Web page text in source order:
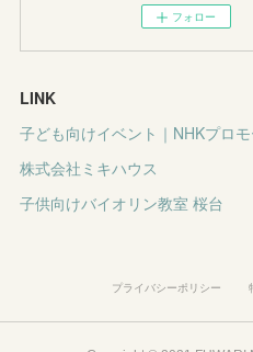
フォロー
LINK
子ども向けイベント｜NHKプロ
株式会社ミキハウス
子供向けバイオリン教室 桜台
プライバシーポリシー